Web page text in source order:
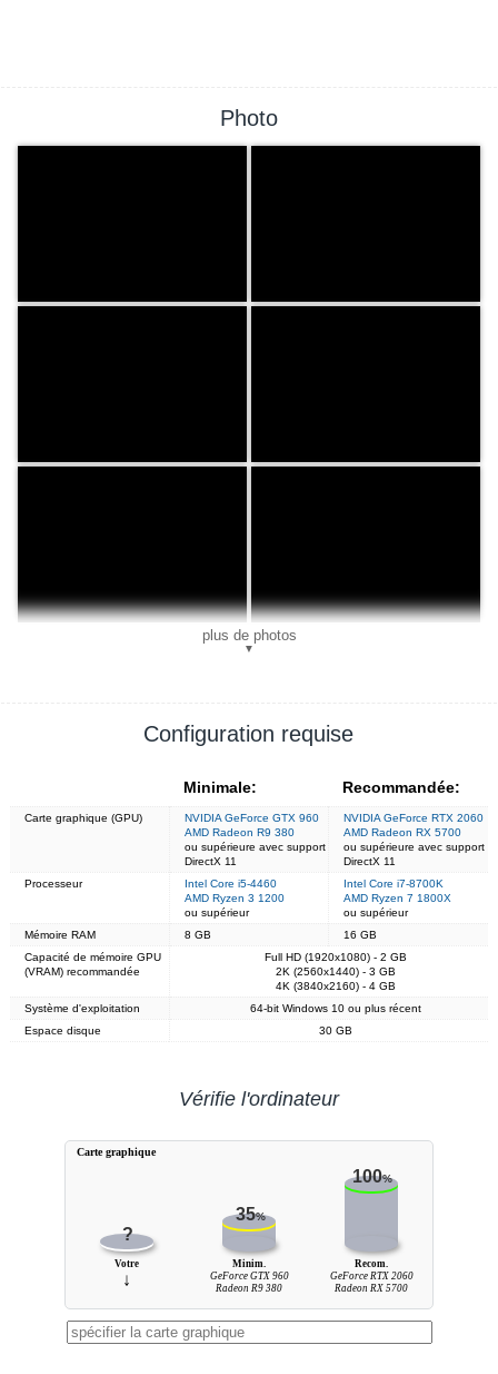
Photo
plus de photos
▼
Configuration requise
Minimale: Recommandée:
Carte graphique (GPU)
NVIDIA GeForce GTX 960
AMD Radeon R9 380
ou supérieure avec support
DirectX 11
NVIDIA GeForce RTX 2060
AMD Radeon RX 5700
ou supérieure avec support
DirectX 11
Processeur
Intel Core i5-4460
AMD Ryzen 3 1200
ou supérieur
Intel Core i7-8700K
AMD Ryzen 7 1800X
ou supérieur
Mémoire RAM
8 GB
16 GB
Capacité de mémoire GPU
(VRAM) recommandée
Full HD (1920x1080) - 2 GB
2K (2560x1440) - 3 GB
4K (3840x2160) - 4 GB
Système d'exploitation
64-bit Windows 10 ou plus récent
Espace disque
30 GB
Vérifie l'ordinateur
?
35%
100%
Votre
↓
Minim.
GeForce GTX 960
Radeon R9 380
Recom.
GeForce RTX 2060
Radeon RX 5700
Carte graphique